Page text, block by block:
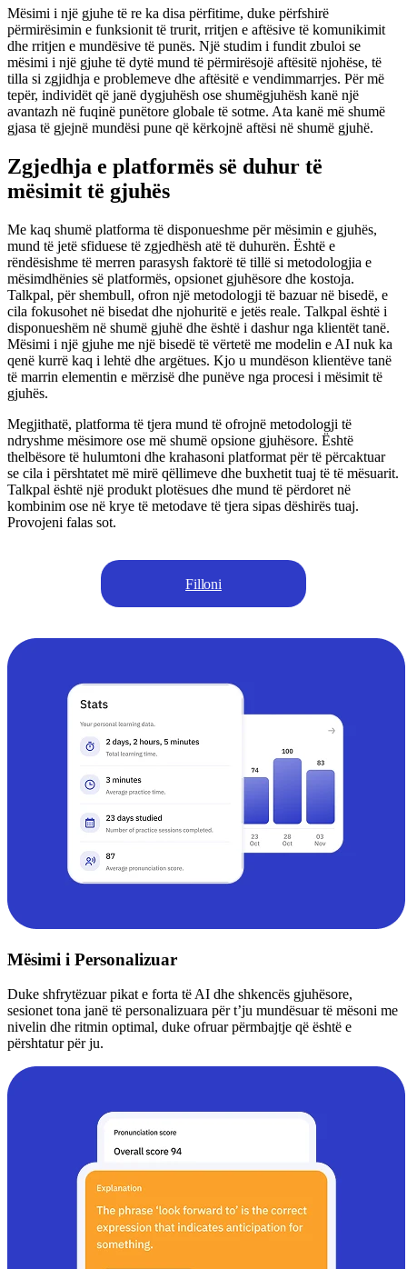
Mësimi i një gjuhe të re ka disa përfitime, duke përfshirë
përmirësimin e funksionit të trurit, rritjen e aftësive të komunikimit
dhe rritjen e mundësive të punës. Një studim i fundit zbuloi se
mësimi i një gjuhe të dytë mund të përmirësojë aftësitë njohëse, të
tilla si zgjidhja e problemeve dhe aftësitë e vendimmarrjes. Për më
tepër, individët që janë dygjuhësh ose shumëgjuhësh kanë një
avantazh në fuqinë punëtore globale të sotme. Ata kanë më shumë
gjasa të gjejnë mundësi pune që kërkojnë aftësi në shumë gjuhë.
Zgjedhja e platformës së duhur të
mësimit të gjuhës
Me kaq shumë platforma të disponueshme për mësimin e gjuhës,
mund të jetë sfiduese të zgjedhësh atë të duhurën. Është e
rëndësishme të merren parasysh faktorë të tillë si metodologjia e
mësimdhënies së platformës, opsionet gjuhësore dhe kostoja.
Talkpal, për shembull, ofron një metodologji të bazuar në bisedë, e
cila fokusohet në bisedat dhe njohuritë e jetës reale. Talkpal është i
disponueshëm në shumë gjuhë dhe është i dashur nga klientët tanë.
Mësimi i një gjuhe me një bisedë të vërtetë me modelin e AI nuk ka
qenë kurrë kaq i lehtë dhe argëtues. Kjo u mundëson klientëve tanë
të marrin elementin e mërzisë dhe punëve nga procesi i mësimit të
gjuhës.
Megjithatë, platforma të tjera mund të ofrojnë metodologji të
ndryshme mësimore ose më shumë opsione gjuhësore. Është
thelbësore të hulumtoni dhe krahasoni platformat për të përcaktuar
se cila i përshtatet më mirë qëllimeve dhe buxhetit tuaj të të mësuarit.
Talkpal është një produkt plotësues dhe mund të përdoret në
kombinim ose në krye të metodave të tjera sipas dëshirës tuaj.
Provojeni falas sot.
Filloni
Mësimi i Personalizuar
Duke shfrytëzuar pikat e forta të AI dhe shkencës gjuhësore,
sesionet tona janë të personalizuara për t’ju mundësuar të mësoni me
nivelin dhe ritmin optimal, duke ofruar përmbajtje që është e
përshtatur për ju.